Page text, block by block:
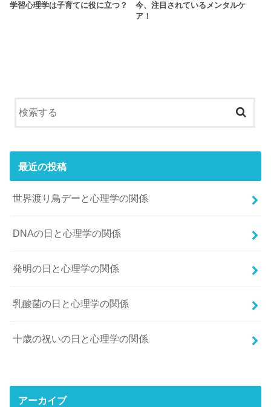
学習心理学は子育てに役に立つ？
今、注目されているメンタルケ
ア！
最近の投稿
世界渡り鳥デーと心理学の関係
DNAの日と心理学の関係
発明の日と心理学の関係
乳酸菌の日と心理学の関係
十歳の祝いの日と心理学の関係
アーカイブ